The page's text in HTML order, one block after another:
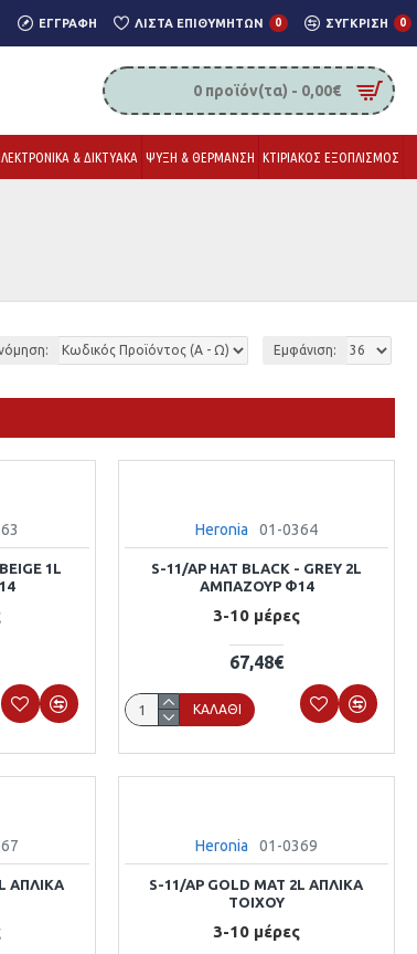
ΕΓΓΡΑΦΉ ΛΊΣΤΑ ΕΠΙΘΥΜΗΤΏΝ 0 ΣΎΓΚΡΙΣΗ 0
0 προϊόν(τα) - 0,00€
& ΔΙΚΤΥΑΚΑ ΨΥΞΗ & ΘΕΡΜΑΝΣΗ ΚΤΙΡΙΑΚΟΣ ΕΞΟΠΛΙΣΜΟΣ
Εμφάνιση:
1L
Heronia 01-0364
S-11/AP HAT BLACK - GREY 2L
ΑΜΠΑΖΟΥΡ Φ14
3-10 μέρες
67,48€
ΚΑΛΆΘΙ
ΑΠΛΙΚΑ
Heronia 01-0369
S-11/AP GOLD MAT 2L ΑΠΛΙΚΑ
ΤΟΙΧΟΥ
3-10 μέρες